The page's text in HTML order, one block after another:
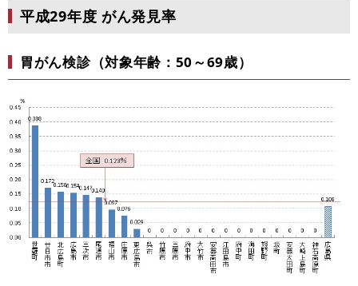
平成29年度 がん発見率
胃がん検診（対象年齢：50～69歳）